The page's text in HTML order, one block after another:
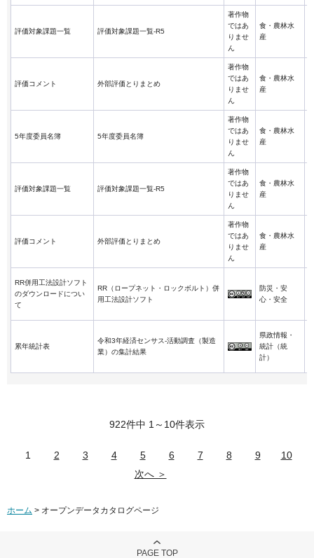
評価対象課題一覧 評価対象課題一覧-R5
著作物
ではあ
りませ
ん
食・農林水
産
評価コメント 外部評価とりまとめ
著作物
ではあ
りませ
ん
食・農林水
産
5年度委員名簿 5年度委員名簿
著作物
ではあ
りませ
ん
食・農林水
産
評価対象課題一覧 評価対象課題一覧-R5
著作物
ではあ
りませ
ん
食・農林水
産
評価コメント 外部評価とりまとめ
著作物
ではあ
りませ
ん
食・農林水
産
RR併用工法設計ソフト
のダウンロードについ
て
RR（ロープネット・ロックボルト）併
用工法設計ソフト
防災・安
心・安全
累年統計表
令和3年経済センサス-活動調査（製造
業）の集計結果
県政情報・
統計（統
計）
922件中 1～10件表示
1 2 3 4 5 6 7 8 9
10
次へ ＞
ホーム > オープンデータカタログページ
PAGE TOP